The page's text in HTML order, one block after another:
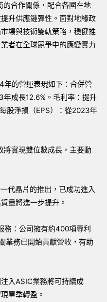
的合作關係，配合各國在地
升供應鏈彈性。面對地緣政
場與技術雙軌策略，穩健推
者在全球競爭中的應變實力
的營運表現如下：合併營
成長12.6%。毛利率：提升
股淨損（EPS）：從2023年
實現雙位數成長，主要動
代晶片的推出，已成功進入
量將進一步提升。
務：公司擁有約400項專利
業務已開始貢獻營收，有助
入ASIC業務將可持續成
單季轉盈。